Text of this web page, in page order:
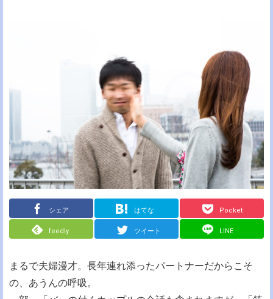
シェア はてな Pocket
feedly ツイート LINE
まるで夫婦漫才。長年連れ添ったパートナーだからこそ
の、あうんの呼吸。